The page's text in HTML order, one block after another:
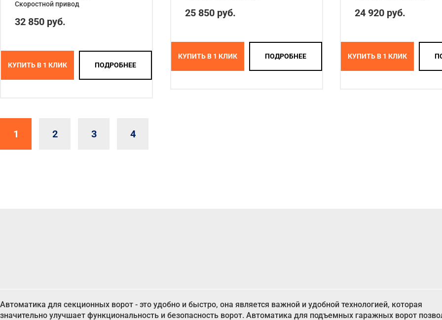
Скоростной привод
32 850 руб.
КУПИТЬ В 1 КЛИК ПОДРОБНЕЕ
25 850 руб.
КУПИТЬ В 1 КЛИК ПОДРОБНЕЕ
24 920 руб.
КУПИТЬ В 1 КЛИК
1 2 3 4
Автоматика для секционных ворот - это удобно и быстро, она является важной и удобной технологией, которая
значительно улучшает функциональность и безопасность ворот. Автоматика для подъемных гаражных ворот